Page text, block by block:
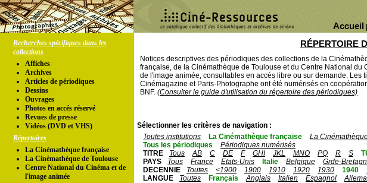
Accueil
Recherches spécifiques dans les
collections
Affiches
Archives
Articles de périodiques
Dessins
Ouvrages
Photos en accés réservé
Revues de presse
Vidéos (DVD et VHS)
Répertoires
La Cinémathèque française
La Cinémathèque de Toulouse
Centre National du Cinéma et de
l'image animée
RÉPERTOIRE
Notices descriptives des périodiques des collections de la
française, de la Cinémathèque de Toulouse et du Centre National du
de l'image animée, consultables en accès libre ou sur demande. Les
Cinémagazine et Paris-Photographe ont été numérisés en
BNF. (Consulter le guide d'utilisation du répertoire des périodiques)
Sélectionner les critères de navigation :
Toutes institutions
La Cinémathèque française La
Tous les périodiques
Périodiques numérisés
TITRE
Tous AB C DE F GHI JKL MNO PQ R S
PAYS
Tous France Etats-Unis Italie Belgique Grde-
DECENNIE
Toutes <1900 1900 1910 1920 1930 1940
LANGUE
Toutes Français Anglais Italien Espagnol